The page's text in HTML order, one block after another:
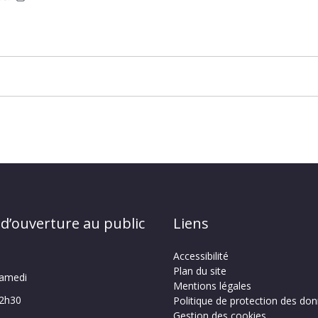
au public
Liens
Accessibilité
Plan du site
Mentions légales
Politique de protection des